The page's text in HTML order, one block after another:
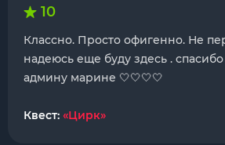
10
Классно. Просто офигенно. Не
надеюсь еще буду здесь .
админу марине 🤍🤍🤍🤍
Квест: «Цирк»